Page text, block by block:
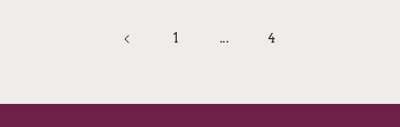
1 ... 4